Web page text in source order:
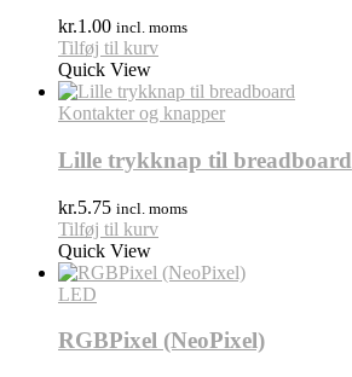
kr.1.00 incl. moms
Tilføj til kurv
Quick View
Kontakter og knapper
Lille trykknap til breadboard
kr.5.75 incl. moms
Tilføj til kurv
Quick View
LED
RGBPixel (NeoPixel)